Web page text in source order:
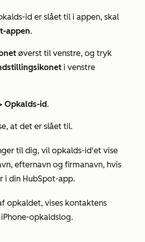
id er slået til i appen, skal
appen.
øverst til venstre, og tryk
i venstre
Opkalds-id.
at det er slået til.
til dig, vil opkalds-id'et vise
efternavn og firmanavn, hvis
i din HubSpot-app.
opkaldet, vises kontaktens
opkaldslog.